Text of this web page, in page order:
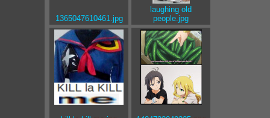
1365047610461.jpg
laughing old
people.jpg